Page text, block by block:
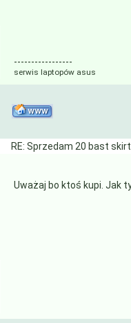
-----------------
serwis laptopów asus
RE: Sprzedam 20 bast
Uważaj bo ktoś kupi. Jak